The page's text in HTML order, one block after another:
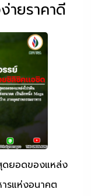
ายราคาดี
ดยอดของแหล่ง
รแห่งอนาคต